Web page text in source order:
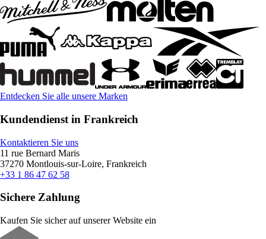
Entdecken Sie alle unsere Marken
Kundendienst in Frankreich
Kontaktieren Sie uns
11 rue Bernard Maris
37270 Montlouis-sur-Loire, Frankreich
+33 1 86 47 62 58
Sichere Zahlung
Kaufen Sie sicher auf unserer Website ein